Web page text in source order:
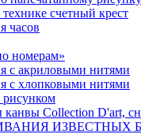
счетный крест
часов
номерам»
с акриловыми нитями
с хлопковыми нитями
канвы Collection D'art,
ИЗВЕСТНЫХ